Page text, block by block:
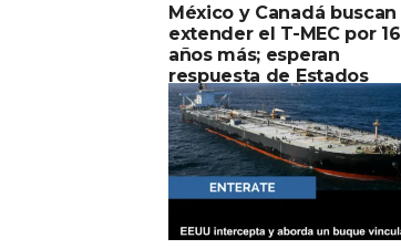
México y Canadá buscan
extender el T-MEC por 16
años más; esperan
respuesta de Estados
Unidos